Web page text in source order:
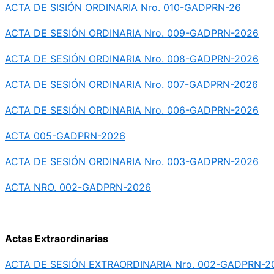
ACTA DE SISIÓN ORDINARIA Nro. 010-GADPRN-26
ACTA DE SESIÓN ORDINARIA Nro. 009-GADPRN-2026
ACTA DE SESIÓN ORDINARIA Nro. 008-GADPRN-2026
ACTA DE SESIÓN ORDINARIA Nro. 007-GADPRN-2026
ACTA DE SESIÓN ORDINARIA Nro. 006-GADPRN-2026
ACTA 005-GADPRN-2026
ACTA DE SESIÓN ORDINARIA Nro. 003-GADPRN-2026
ACTA NRO. 002-GADPRN-2026
Actas Extraordinarias
ACTA DE SESIÓN EXTRAORDINARIA Nro. 002-GADPRN-